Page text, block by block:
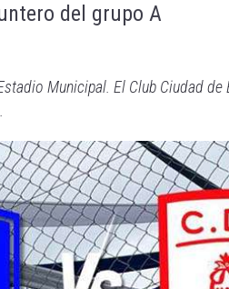
del grupo A
Municipal. El Club Ciudad